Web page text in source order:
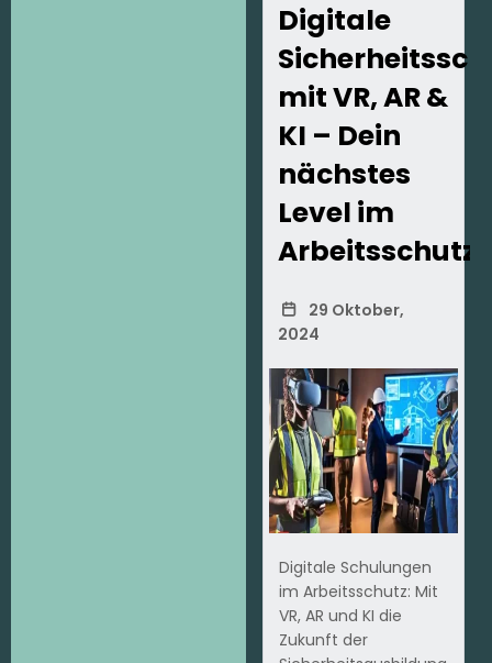
Digitale
mit VR, AR &
KI – Dein
nächstes
Level im
Arbeitsschutz
29 Oktober,
2024
Digitale Schulungen
im Arbeitsschutz: Mit
VR, AR und KI die
Zukunft der